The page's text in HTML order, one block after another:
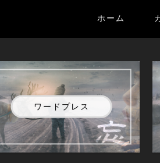
ホーム
ワードプレス